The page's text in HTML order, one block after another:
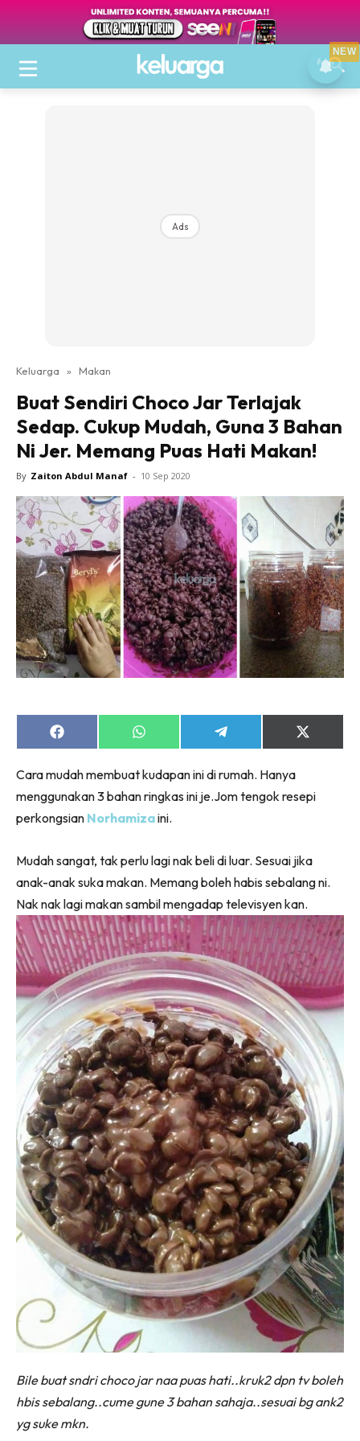
Ads
Keluarga » Makan
Buat Sendiri Choco Jar Terlajak
Sedap. Cukup Mudah, Guna 3 Bahan
Ni Jer. Memang Puas Hati Makan!
By Zaiton Abdul Manaf - 10 Sep 2020
Share
on
Share
on
Share
on
Share
on
Cara mudah membuat kudapan ini di rumah. Hanya
menggunakan 3 bahan ringkas ini je.Jom tengok resepi
perkongsian Norhamizaini.
Mudah sangat, tak perlu lagi nak beli di luar. Sesuai jika
anak-anak suka makan. Memang boleh habis sebalang ni.
Nak nak lagi makan sambil mengadap televisyen kan.
Bile buat sndri choco jar naa puas hati..kruk2 dpn tv boleh
hbis sebalang..cume gune 3 bahan sahaja..sesuai bg ank2
yg suke mkn.
NEW